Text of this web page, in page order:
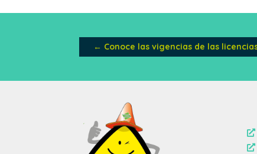
← Conoce las vigencias de las

